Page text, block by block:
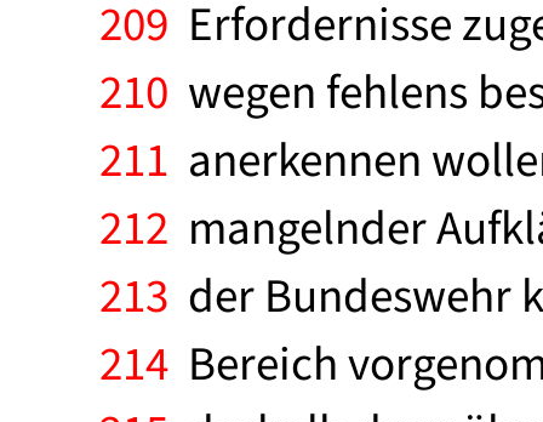
209 Erfordernisse
210 wegen fehlens
211 anerkennen
212 mangelnder
213 der Bundeswehr
214 Bereich